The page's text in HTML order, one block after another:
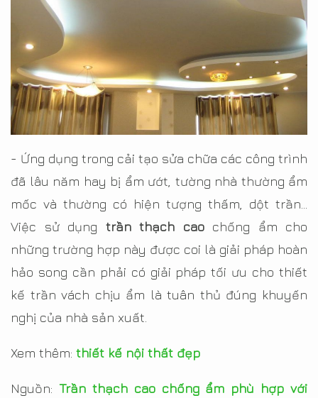
- Ứng dụng trong cải tạo sửa chữa các công trình
đã lâu năm hay bị ẩm ướt, tường nhà thường ẩm
mốc và thường có hiện tượng thấm, dột trần…
Việc sử dụng trần thạch caochống ẩm cho
những trường hợp này được coi là giải pháp hoàn
hảo song cần phải có giải pháp tối ưu cho thiết
kế trần vách chịu ẩm là tuân thủ đúng khuyến
nghị của nhà sản xuất.
Xem thêm: thiết kế nội thất đẹp
Nguồn: Trần thạch cao chống ẩm phù hợp với